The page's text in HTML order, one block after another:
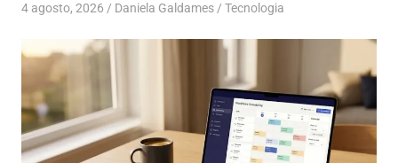
4 agosto, 2026 Daniela Galdames Tecnologia